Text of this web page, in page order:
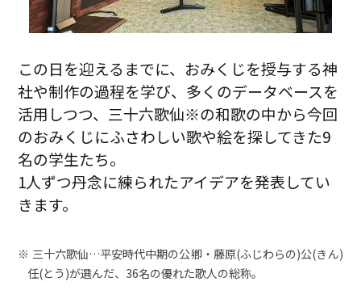
この日を迎えるまでに、おみくじを授与する神
社や制作の過程を学び、多くのデータベースを
活用しつつ、三十六歌仙※の和歌の中から今回
のおみくじにふさわしい歌や絵を探してきた9
名の学生たち。
1人ずつ丹念に練られたアイデアを発表してい
きます。
三十六歌仙…平安時代中期の公卿・藤原(ふじわらの)公(きん)
任(とう)が選んだ、36名の優れた歌人の総称。